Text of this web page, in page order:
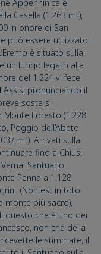
Appenninica e
Casella (1.263 mt),
in onore di San
può essere utilizzato
è situato sulla
un luogo legato alla
del 1.224 vi fece
pronunciando il
sosta si
Foresto (1.228
Poggio dell’Abete
mt). Arrivati sulla
fino a Chiusi
Santuario
Penna a 1.128
(Non est in toto
monte più sacro),
questo che è uno dei
non che della
le stimmate, il